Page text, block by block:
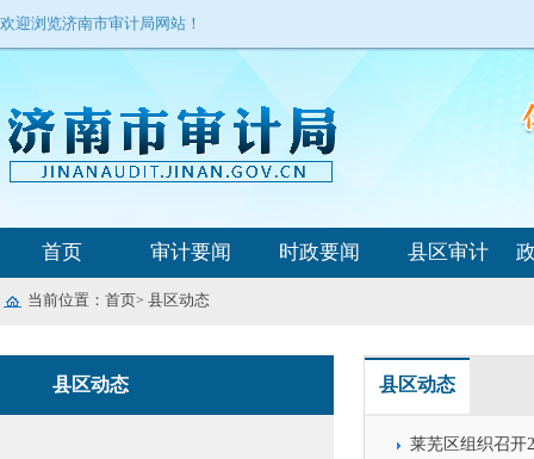
欢迎浏览济南市审计局网站！
首页 审计要闻 时政要闻 县区审计
当前位置： 首页> 县区动态
县区动态 县区动态
莱芜区组织召开